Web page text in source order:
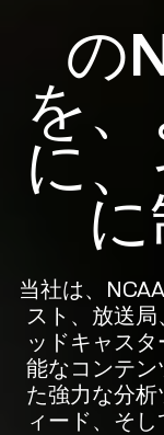
の
を
に
当社は、
スト、放送
ッドキャス
能なコンテン
た強力な分
ィード、そし